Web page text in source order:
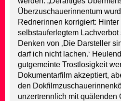
Überzuschauerinnentum
Rednerinnen korrigiert: Hinter
selbstauferlegtem Lachverbot
Denken von ‚Die Darsteller
darf ich nicht lachen.‘
gutgemeinte Trostlosigkeit
Dokumentarfilm akzeptiert,
den
unzertrennlich mit quälenden